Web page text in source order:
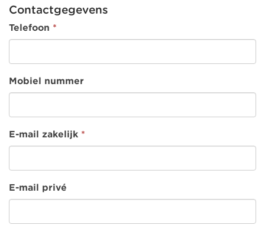
Contactgegevens
Telefoon *
Mobiel nummer
E-mail zakelijk *
E-mail privé